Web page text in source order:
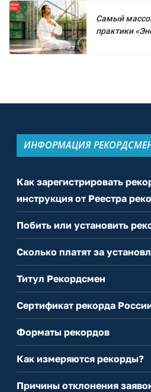
Самый
практики
ИНФОРМАЦИЯ
Как зарегистрировать
инструкция от Реестра
Побить или установить
Сколько платят за
Титул Рекордсмен
Сертификат рекорда
Форматы рекордов
Как измеряются рекорды?
Причины отклонения